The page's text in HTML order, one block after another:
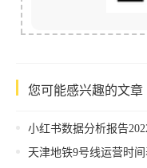
您可能感兴趣的文章
小红书数据分析报告2022最新，小红书数据分析报告
天津地铁9号线运营时间表2022，天津地铁9号线运营时间表